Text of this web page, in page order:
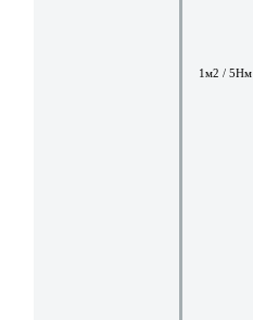
1м2 / 5Нм